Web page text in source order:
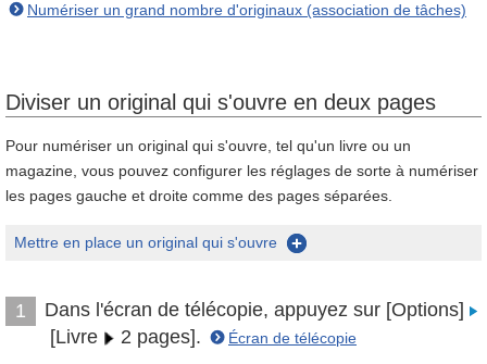
Numériser un grand nombre d'originaux (association de tâches)
Diviser un original qui s'ouvre en deux pages
Pour numériser un original qui s'ouvre, tel qu'un livre ou un
magazine, vous pouvez configurer les réglages de sorte à numériser
les pages gauche et droite comme des pages séparées.
Mettre en place un original qui s'ouvre
1
Dans l'écran de télécopie, appuyez sur [Options]
[Livre
2 pages]. Écran de télécopie